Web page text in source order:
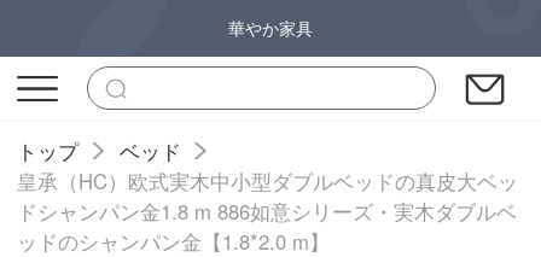
華やか家具
トップ
ベッド
皇承（HC）欧式実木中小型ダブルベッドの真皮大ベッ
ドシャンパン金1.8 m 886如意シリーズ・実木ダブルベ
ッドのシャンパン金【1.8*2.0 m】